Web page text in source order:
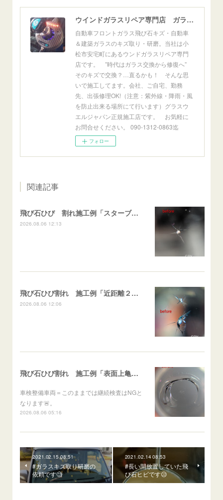
ウインドガラスリペア専門店 ガラスリペア・ヨシダ グラスウェルドジャパン 正規施工店 小松市
自動車フロントガラス飛び石キズ・自動車
＆建築ガラスのキズ取り・研磨。当社は小
松市安宅町にあるウンドガラスリペア専門
店です。 ”時代はガラス交換から修復へ”
そのキズで交換？…直るかも！ そんな思
いで施工してます。会社、ご自宅、勤務
先、出張修理OK!（注意：紫外線・降雨・風
を防止出来る場所にて行います）グラスウ
エルジャパン正規施工店です。 お気軽に
お問合せください。 090-1312-0863迄
フォロー
関連記事
飛び石ひび 割れ施工例「スターブレイク系」 フリード
2026.08.06 12:13
飛び石ひび割れ 施工例「近距離２箇所・パーシャル系+スターブレイク系」ハイエース
2026.08.06 12:06
飛び石ひび割れ 施工例「表面上亀裂・ダメージクラック」ステラ
車検整備車両＝このままでは継続検査はNGと
なります🚨。
2026.08.06 05:16
2021.02.15 08:51
#ガラスキズ取り研磨の
依頼です🧐
2021.02.14 08:53
#長い間放置していた飛
び石ヒビです😥